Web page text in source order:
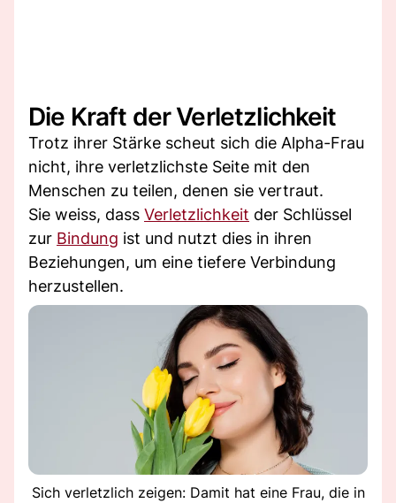
Die Kraft der Verletzlichkeit
Trotz ihrer Stärke scheut sich die Alpha-Frau
nicht, ihre verletzlichste Seite mit den
Menschen zu teilen, denen sie vertraut.
Sie weiss, dass Verletzlichkeit der Schlüssel
zur Bindung ist und nutzt dies in ihren
Beziehungen, um eine tiefere Verbindung
herzustellen.
Sich verletzlich zeigen: Damit hat eine Frau, die in